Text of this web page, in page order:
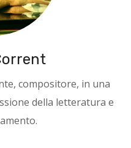
compositore, in una
della letteratura e